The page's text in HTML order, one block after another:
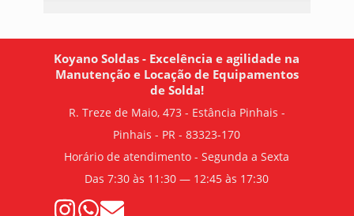
Koyano Soldas - Excelência e agilidade na
Manutenção e Locação de Equipamentos
de Solda!
R. Treze de Maio, 473 - Estância Pinhais -
Pinhais - PR - 83323-170
Horário de atendimento - Segunda a Sexta
Das 7:30 às 11:30 — 12:45 às 17:30